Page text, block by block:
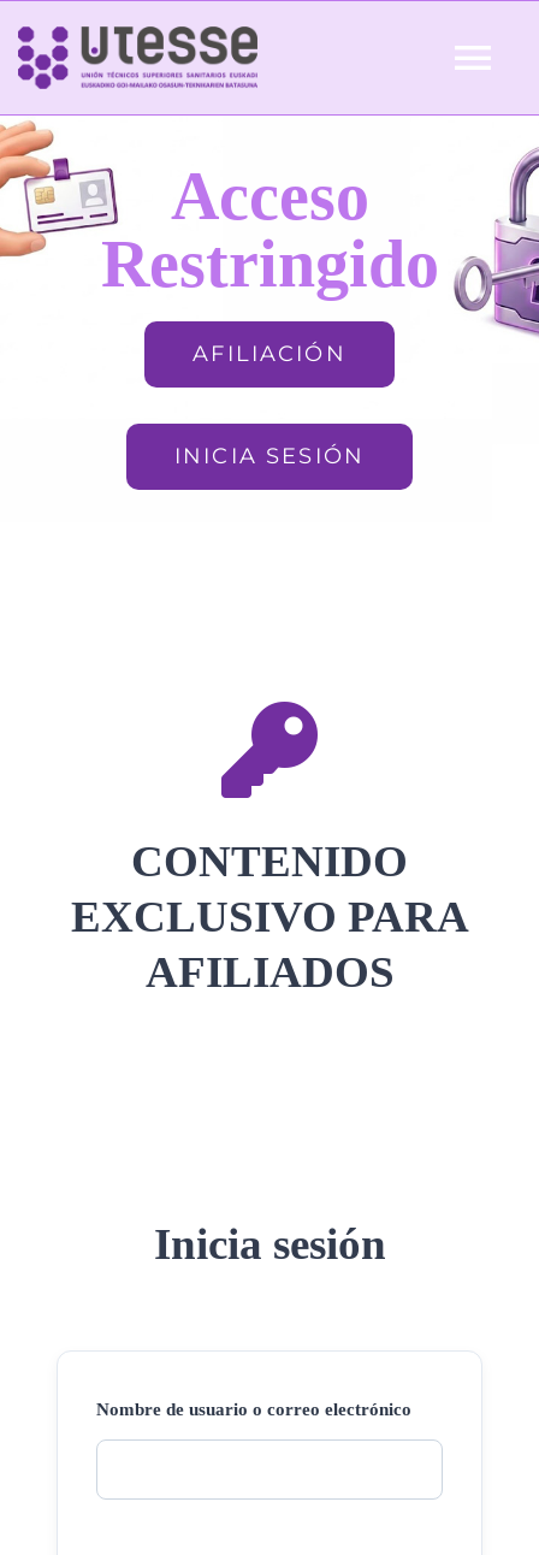
Skip
content
Inicio
QUIÉNES SOMOS Acceso
Restringido
AFILIACIÓN
INICIA SESIÓN
CONTENIDO
EXCLUSIVO PARA
AFILIADOS
Inicia sesión
Nombre de usuario o correo electrónico